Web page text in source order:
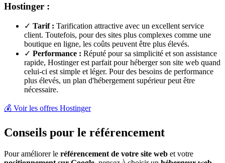
Hostinger :
✓ Tarif : Tarification attractive avec un excellent service
client. Toutefois, pour des sites plus complexes comme une
boutique en ligne, les coûts peuvent être plus élevés.
✓ Performance : Réputé pour sa simplicité et son assistance
rapide, Hostinger est parfait pour héberger son site web quand
celui-ci est simple et léger. Pour des besoins de performance
plus élevés, un plan d'hébergement supérieur peut être
nécessaire.
💰 Voir les offres Hostinger
Conseils pour le référencement
Pour améliorer le référencement de votre site web et votre